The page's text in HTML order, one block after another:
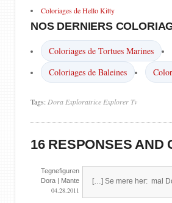
Coloriages de Hello Kitty
NOS DERNIERS
Coloriages de Tortues Marines
Coloriages de Baleines
Tags: Dora Exploratrice Explorer Tv
16 RESPONSES AND
Tegnefiguren
Dora | Mante
04.28.2011
[…] Se mere her: mal